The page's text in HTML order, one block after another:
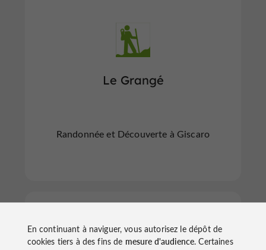
Le Grangé
Randonnée et Découverte à Giscaro
En continuant à naviguer, vous autorisez le dépôt de
cookies tiers à des fins de mesure d'audience. Certaines